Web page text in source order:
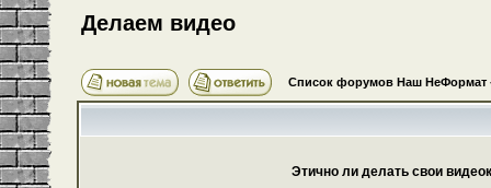
Делаем видео
Список форумов Наш НеФормат
Этично ли делать свои